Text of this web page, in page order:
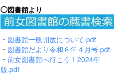
◯図書館より
・ 図書館一般開放について.pdf
・ 図書館だより令和６年４月号.pdf
・ 前女図書館へ行こう！2024年
版.pdf